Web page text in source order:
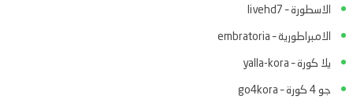
الاسطورة – livehd7
الامبراطورية – embratoria
يلا كورة – yalla-kora
جو 4 كورة – go4kora